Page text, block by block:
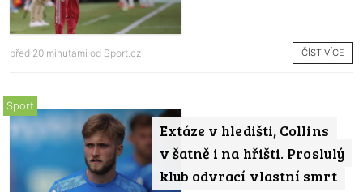
před 20 minutami od Sport.cz ČÍST VÍCE
Extáze v hledišti, Collins
v šatně i na hřišti. Proslulý
klub odvrací vlastní smrt
Sport